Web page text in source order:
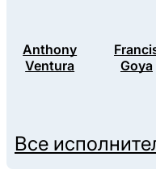
Anthony
Ventura
Goya
Все